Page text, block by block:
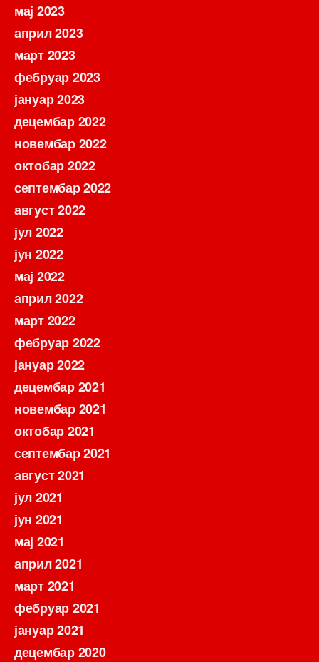
мај 2023
април 2023
март 2023
фебруар 2023
јануар 2023
децембар 2022
новембар 2022
октобар 2022
септембар 2022
август 2022
јул 2022
јун 2022
мај 2022
април 2022
март 2022
фебруар 2022
јануар 2022
децембар 2021
новембар 2021
октобар 2021
септембар 2021
август 2021
јул 2021
јун 2021
мај 2021
април 2021
март 2021
фебруар 2021
јануар 2021
децембар 2020